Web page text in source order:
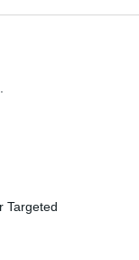
Targeted